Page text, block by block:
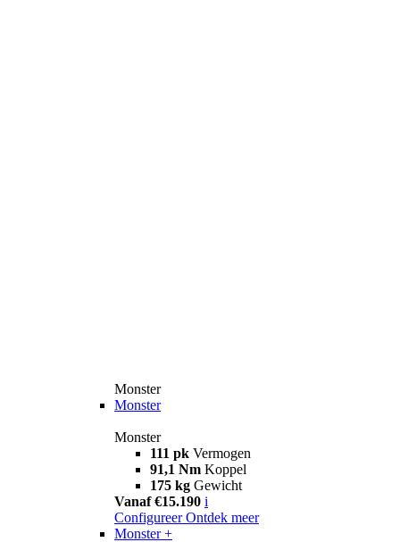
Monster
Monster
Monster
111 pk Vermogen
91,1 Nm Koppel
175 kg Gewicht
Vanaf €15.190 i
Configureer Ontdek meer
Monster +